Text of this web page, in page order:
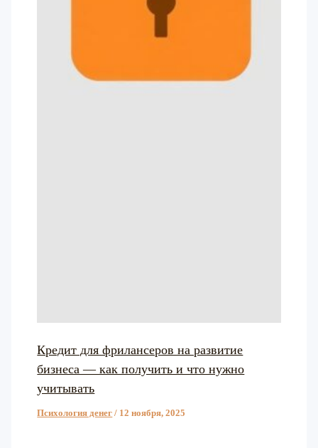
Кредит для фрилансеров на развитие
бизнеса — как получить и что нужно
учитывать
Психология денег / 12 ноября, 2025